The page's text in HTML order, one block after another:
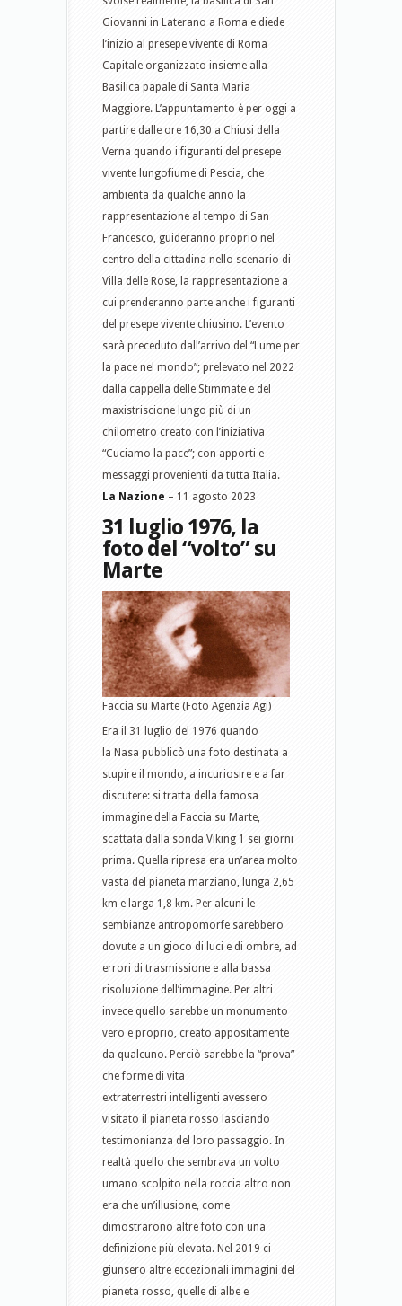
Giovanni in Laterano a Roma e diede
l’inizio al presepe vivente di Roma
Capitale organizzato insieme alla
Basilica papale di Santa Maria
Maggiore. L’appuntamento è per oggi a
partire dalle ore 16,30 a Chiusi della
Verna quando i figuranti del presepe
vivente lungofiume di Pescia, che
ambienta da qualche anno la
rappresentazione al tempo di San
Francesco, guideranno proprio nel
centro della cittadina nello scenario di
Villa delle Rose, la rappresentazione a
cui prenderanno parte anche i figuranti
del presepe vivente chiusino. L’evento
sarà preceduto dall’arrivo del “Lume per
la pace nel mondo”; prelevato nel 2022
dalla cappella delle Stimmate e del
maxistriscione lungo più di un
chilometro creato con l’iniziativa
“Cuciamo la pace”; con apporti e
messaggi provenienti da tutta Italia.
La Nazione – 11 agosto 2023
31 luglio 1976, la
foto del “volto” su
Marte
Faccia su Marte (Foto Agenzia Agi)
Era il 31 luglio del 1976 quando
la Nasa pubblicò una foto destinata a
stupire il mondo, a incuriosire e a far
discutere: si tratta della famosa
immagine della Faccia su Marte,
scattata dalla sonda Viking 1 sei giorni
prima. Quella ripresa era un’area molto
vasta del pianeta marziano, lunga 2,65
km e larga 1,8 km. Per alcuni le
sembianze antropomorfe sarebbero
dovute a un gioco di luci e di ombre, ad
errori di trasmissione e alla bassa
risoluzione dell’immagine. Per altri
invece quello sarebbe un monumento
vero e proprio, creato appositamente
da qualcuno. Perciò sarebbe la “prova”
che forme di vita
extraterrestri intelligenti avessero
visitato il pianeta rosso lasciando
testimonianza del loro passaggio. In
realtà quello che sembrava un volto
umano scolpito nella roccia altro non
era che un’illusione, come
dimostrarono altre foto con una
definizione più elevata. Nel 2019 ci
giunsero altre eccezionali immagini del
pianeta rosso, quelle di albe e